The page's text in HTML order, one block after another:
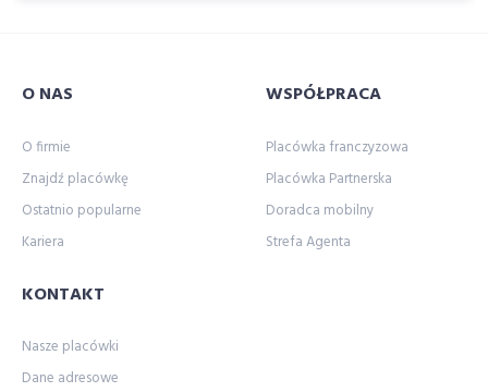
O NAS
O firmie
Znajdź placówkę
Ostatnio popularne
Kariera
KONTAKT
Nasze placówki
Dane adresowe
WSPÓŁPRACA
Placówka franczyzowa
Placówka Partnerska
Doradca mobilny
Strefa Agenta